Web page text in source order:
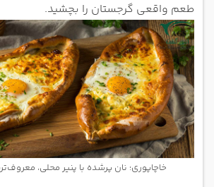
طعم واقعی گرجستان را بچشید.
خاچاپوری؛ نان پرشده با پنیر محلی،